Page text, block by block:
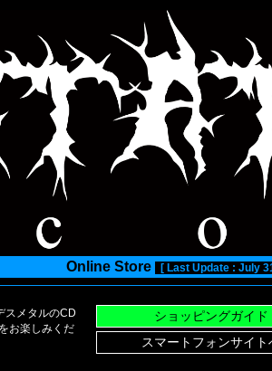
Online Store [ Last Update : July
スメタルのCD
お楽しみくだ